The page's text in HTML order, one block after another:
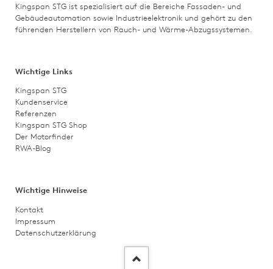
Kingspan STG ist spezialisiert auf die Bereiche Fassaden- und
Gebäudeautomation sowie Industrieelektronik und gehört zu den
führenden Herstellern von Rauch- und Wärme-Abzugssystemen.
Wichtige Links
Kingspan STG
Kundenservice
Referenzen
Kingspan STG Shop
Der Motorfinder
RWA-Blog
Wichtige Hinweise
Kontakt
Impressum
Datenschutzerklärung